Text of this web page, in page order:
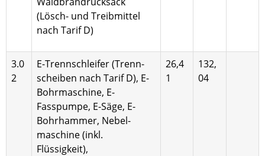
(Lösch- und Treibmittel
nach Tarif D)
3.0
2
E-Trennschleifer (Trenn­
scheiben nach Tarif D), E-
Bohr­maschine, E-
Fasspumpe, E-Säge, E-
Bohrhammer, Nebel­
maschine (inkl.
Flüssigkeit),
26,4
1
132,
04